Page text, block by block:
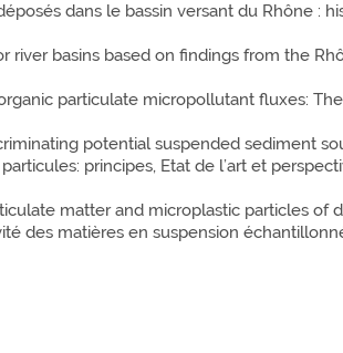
dans le bassin versant du Rhône :
basins based on findings from the
particulate micropollutant fluxes:
potential suspended sediment
principes, Etat de l’art et
matter and microplastic particles of
des matières en suspension